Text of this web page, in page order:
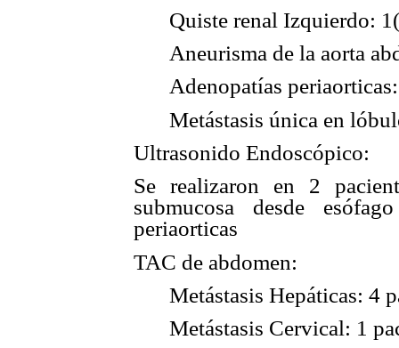
Quiste renal Izquierdo:
Aneurisma de la aorta
Adenopatías
Metástasis única en
Ultrasonido Endoscópico:
Se realizaron en 2
submucosa desde
periaorticas
TAC de abdomen:
Metástasis Hepáticas: 4
Metástasis Cervical: 1